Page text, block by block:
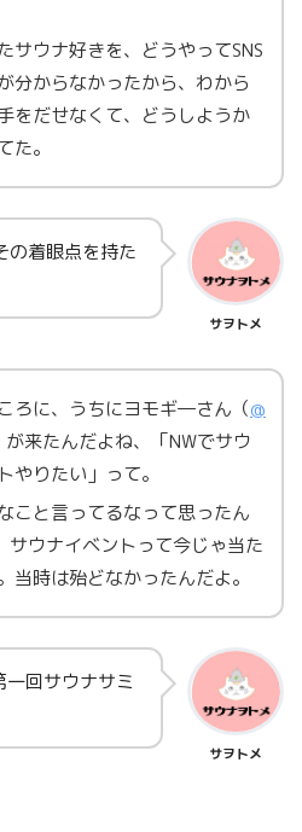
サウナ好きを、どうやってSNS
分からなかったから、わから
をだせなくて、どうしようか
た。
の着眼点を持た
サヲトメ
ろに、うちにヨモギ―さん（@
が来たんだよね、「NWでサウ
やりたい」って。
こと言ってるなって思ったん
ウナイベントって今じゃ当た
当時は殆どなかったんだよ。
回サウナサミ
サヲトメ